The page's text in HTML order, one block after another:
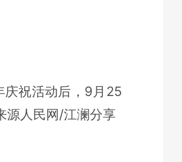
庆祝活动后，9月25
源人民网/江澜分享